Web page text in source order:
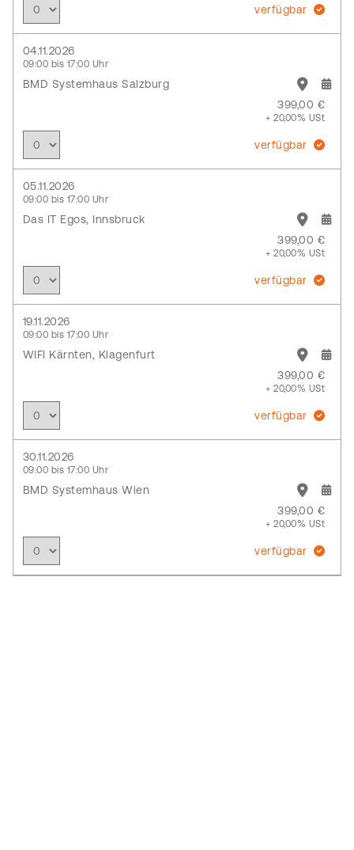
verfügbar
04.11.2026
09:00 bis 17:00 Uhr
BMD Systemhaus Salzburg
399,00 €
+ 20,00% USt
verfügbar
05.11.2026
09:00 bis 17:00 Uhr
Das IT Egos, Innsbruck
399,00 €
+ 20,00% USt
verfügbar
19.11.2026
09:00 bis 17:00 Uhr
WIFI Kärnten, Klagenfurt
399,00 €
+ 20,00% USt
verfügbar
30.11.2026
09:00 bis 17:00 Uhr
BMD Systemhaus Wien
399,00 €
+ 20,00% USt
verfügbar